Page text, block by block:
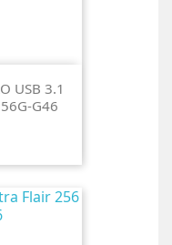
USB 3.1
G46